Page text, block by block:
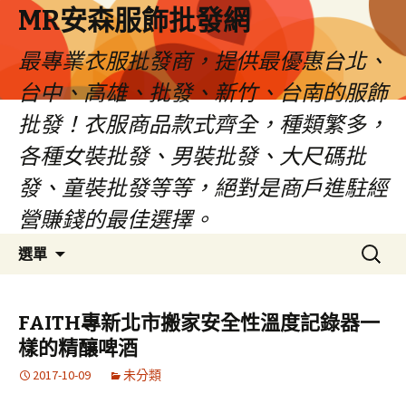
MR安森服飾批發網
最專業衣服批發商，提供最優惠台北、
台中、高雄、批發、新竹、台南的服飾
批發！衣服商品款式齊全，種類繁多，
各種女裝批發、男裝批發、大尺碼批
發、童裝批發等等，絕對是商戶進駐經
營賺錢的最佳選擇。
選單
區
搜
尋
鍵
字:
FAITH專新北市搬家安全性溫度記錄器一
樣的精釀啤酒
2017-10-09 未分類